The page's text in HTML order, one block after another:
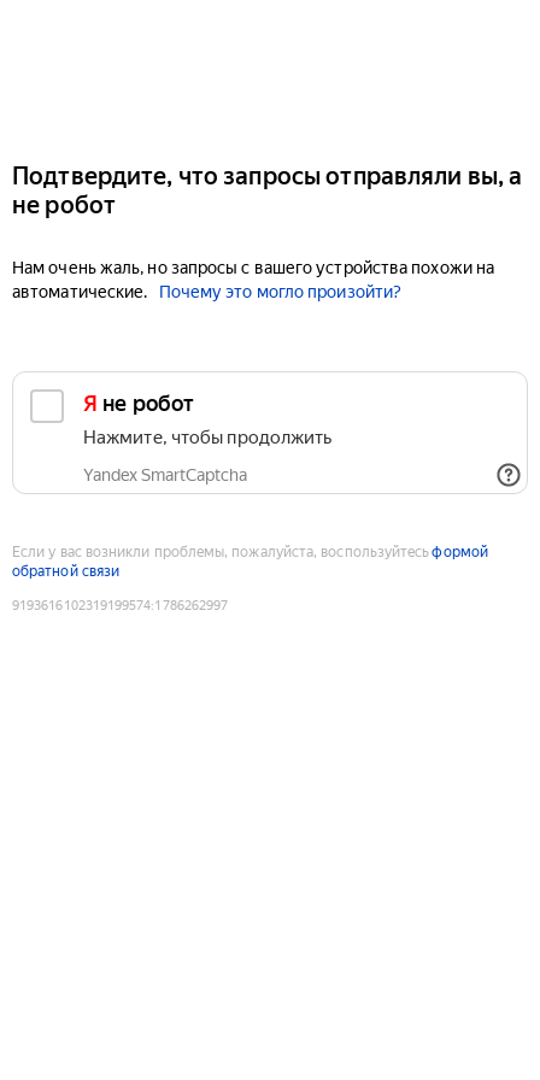
Подтвердите, что запросы отправляли вы, а
не робот
Нам очень жаль, но запросы с вашего устройства похожи на
автоматические.
Почему это могло произойти?
Я не робот
Нажмите, чтобы продолжить
Yandex SmartCaptcha
Если у вас возникли проблемы, пожалуйста, воспользуйтесьформой
обратной связи
9193616102319199574:1786262997